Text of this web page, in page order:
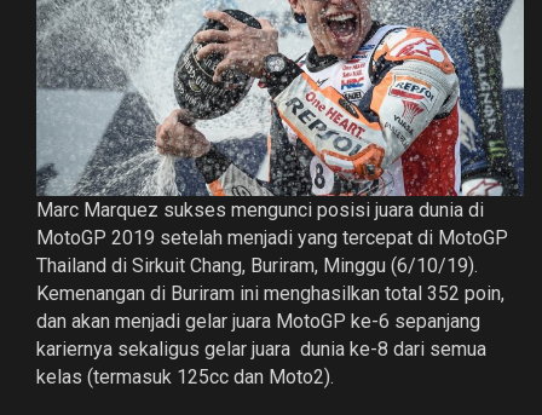
Marc Marquez sukses mengunci posisi juara dunia di
MotoGP 2019 setelah menjadi yang tercepat di MotoGP
Thailand di Sirkuit Chang, Buriram, Minggu (6/10/19).
Kemenangan di Buriram ini menghasilkan total 352 poin,
dan akan menjadi gelar juara MotoGP ke-6 sepanjang
kariernya sekaligus gelar juara dunia ke-8 dari semua
kelas (termasuk 125cc dan Moto2).